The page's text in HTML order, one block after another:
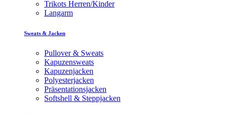
Trikots Herren/Kinder
Langarm
Sweats & Jacken
Pullover & Sweats
Kapuzensweats
Kapuzenjacken
Polyesterjacken
Präsentationsjacken
Softshell & Steppjacken